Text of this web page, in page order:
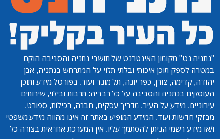
"נתניה נט" מקומון האינטרנט של תושבי נתניה והסביבה הוקם
במטרה לספק תוכן איכותי ובלתי תלוי על המתרחש בנתניה, אבן
יהודה, קדימה, צורן, כפר יונה, תל מונד ועוד. בפורטל מידע ותוכן
העוסקים בנתניה והסביבה על כל רבדיה: תרבות ובילוי, שירותים
עירוניים, מידע על העיר, מדריך עסקים, חברה, רכילות, ספורט,
מבזקי חדשות ועוד. המידע המופיע באתר זה אינו מהווה מידע משפטי
ו/או מידע רשמי הניתן להסתמך עליו. אין המערכת אחראית בצורה כל